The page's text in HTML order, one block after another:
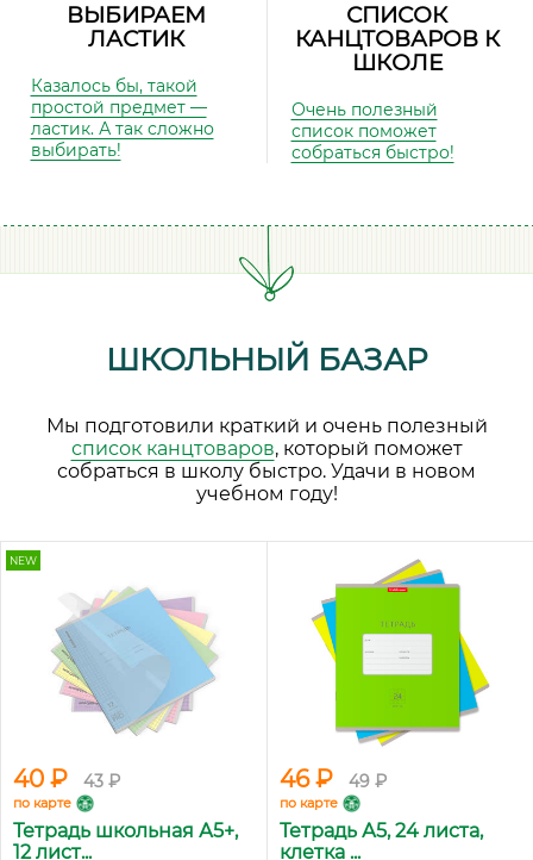
ВЫБИРАЕМ
ЛАСТИК
Казалось бы, такой
простой предмет —
ластик. А так сложно
выбирать!
СПИСОК
КАНЦТОВАРОВ К
ШКОЛЕ
Очень полезный
список поможет
собраться быстро!
ШКОЛЬНЫЙ БАЗАР
Мы подготовили краткий и очень полезный
список канцтоваров, который поможет
собраться в школу быстро. Удачи в новом
учебном году!
NEW
40 ₽ 43 ₽
по карте
Тетрадь школьная А5+,
12 лист...
46 ₽ 49 ₽
по карте
Тетрадь А5, 24 листа,
клетка ...